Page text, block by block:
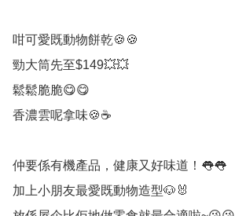
咁可愛既動物餅乾🍪🍪
勁大筒先至$149💥💥
鬆鬆脆脆😋😋
香濃雲呢拿味🍪☕
仲要係有機產品，健康又好味道！👅👅
加上小朋友最愛既動物造型🐶🐰